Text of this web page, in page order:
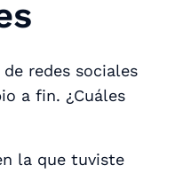
redes sociales
a fin. ¿Cuáles
la que tuviste